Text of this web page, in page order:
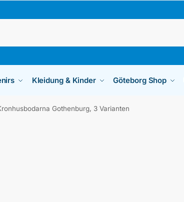
Kleidung & Kinder Göteborg Shop
Gothenburg, 3 Varianten